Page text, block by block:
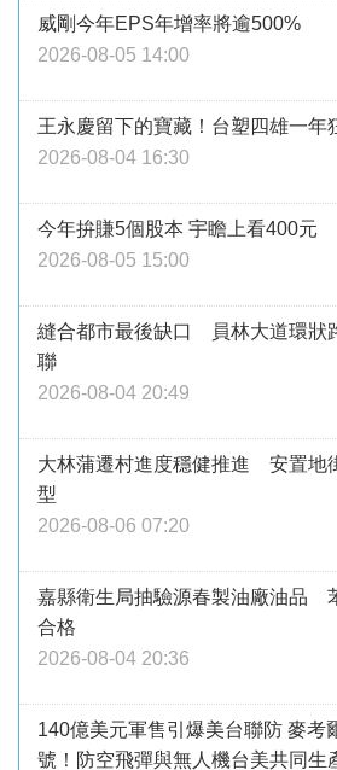
威剛今年EPS年增率將逾500%
2026-08-05 14:00
王永慶留下的寶藏！台塑四雄一年
2026-08-04 16:30
今年拚賺5個股本 宇瞻上看400元
2026-08-05 15:00
縫合都市最後缺口 員林大道環狀
聯
2026-08-04 20:49
大林蒲遷村進度穩健推進 安置地
型
2026-08-06 07:20
嘉縣衛生局抽驗源春製油廠油品
合格
2026-08-04 20:36
140億美元軍售引爆美台聯防 麥考
號！防空飛彈與無人機台美共同生